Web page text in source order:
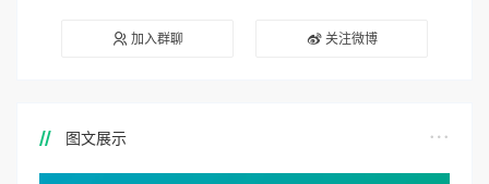
加入群聊 关注微博
图文展示